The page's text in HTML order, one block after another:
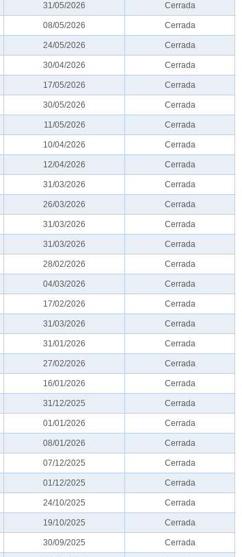
31/05/2026 Cerrada
08/05/2026 Cerrada
24/05/2026 Cerrada
30/04/2026 Cerrada
17/05/2026 Cerrada
30/05/2026 Cerrada
11/05/2026 Cerrada
10/04/2026 Cerrada
12/04/2026 Cerrada
31/03/2026 Cerrada
26/03/2026 Cerrada
31/03/2026 Cerrada
31/03/2026 Cerrada
28/02/2026 Cerrada
04/03/2026 Cerrada
17/02/2026 Cerrada
31/03/2026 Cerrada
31/01/2026 Cerrada
27/02/2026 Cerrada
16/01/2026 Cerrada
31/12/2025 Cerrada
01/01/2026 Cerrada
08/01/2026 Cerrada
07/12/2025 Cerrada
01/12/2025 Cerrada
24/10/2025 Cerrada
19/10/2025 Cerrada
30/09/2025 Cerrada